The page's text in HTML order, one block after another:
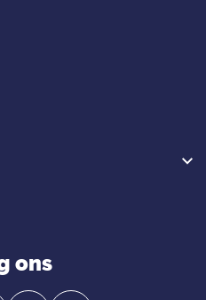
ons